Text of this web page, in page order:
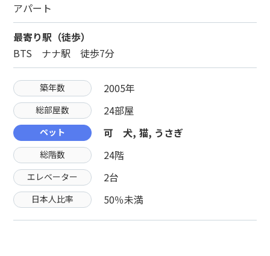
アパート
最寄り駅（徒歩）
BTS ナナ駅 徒歩7分
築年数 2005年
総部屋数 24部屋
ペット 可 犬, 猫, うさぎ
総階数 24階
エレベーター 2台
日本人比率 50％未満